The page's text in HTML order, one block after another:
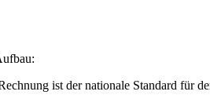
ist der nationale Standard für